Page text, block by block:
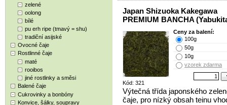
zelené
oolong
bílé
pu erh ripe (tmavý = shu)
tradiční asijské
Ovocné čaje
Rostlinné čaje
maté
rooibos
jiné rostlinky a směsi
Balené čaje
Cukrovinky a bonbóny
Konvice, šálky, soupravy
Japan Shizuoka Kakegawa
PREMIUM BANCHA
Kód: 321
Ceny za balení:
100g
50g
10g
vzorek zdarma
Výtečná třída japonského
čaje, pro nízký obsah teinu